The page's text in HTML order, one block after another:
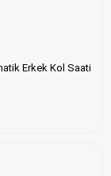
Erkek Kol Saati